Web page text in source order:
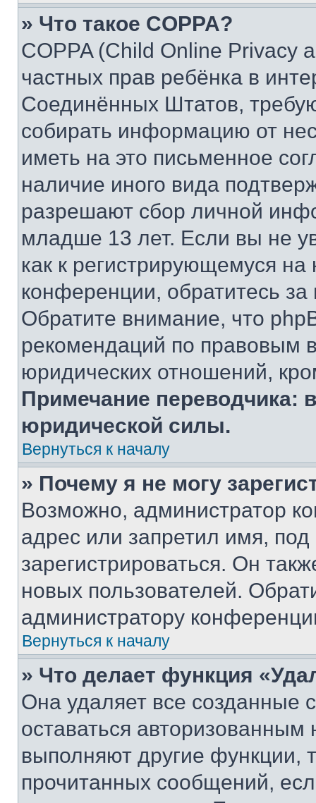
» Что такое COPPA?
COPPA (Child Online Privacy
частных прав ребёнка в
Соединённых Штатов,
собирать информацию от
иметь на это письменное
наличие иного вида
разрешают сбор личной
младше 13 лет. Если вы не
как к регистрирующемуся
конференции, обратитесь
Обратите внимание, что
рекомендаций по правовым
юридических отношений,
Примечание переводчика:
юридической силы.
Вернуться к началу
» Почему я не могу
Возможно, администратор
адрес или запретил имя,
зарегистрироваться. Он
новых пользователей.
администратору
Вернуться к началу
» Что делает функция
Она удаляет все созданные
оставаться
выполняют другие функции,
прочитанных сообщений,